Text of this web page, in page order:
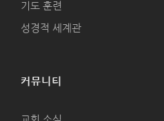
기도 훈련
성경적 세계관
커뮤니티